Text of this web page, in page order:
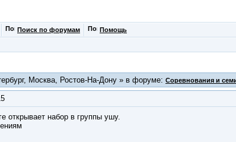
Поиск по форумам Помощь
Москва, Ростов-На-Дону » в форуме: Соревнования и
открывает набор в группы ушу.